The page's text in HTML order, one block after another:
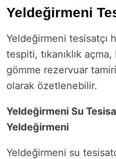
Yeldeğirmeni
Yeldeğirmeni tesisatçı
tespiti, tıkanıklık
gömme rezervuar
olarak özetlenebilir.
Yeldeğirmeni Su
Yeldeğirmeni
Yeldeğirmeni su